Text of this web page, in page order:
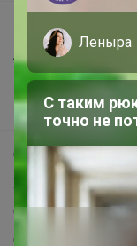
Все предложения
Анонсы
Новости
Поддержка
Самое выгодное
Хиты продаж
Самое желанное
Самое быстрое
Леныра
С таким
точно не